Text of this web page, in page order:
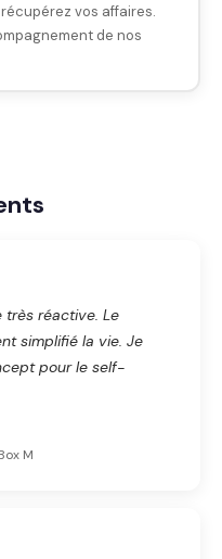
vos affaires.
de nos
très réactive. Le
simplifié la vie. Je
pour le self-
M